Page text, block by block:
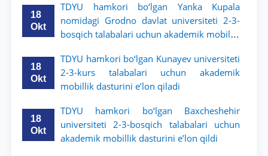
18
Okt
TDYU hamkori bo‘lgan Yanka Kupala
nomidagi Grodno davlat universiteti 2-3-
bosqich talabalari uchun akademik mobillik
18
Okt
TDYU hamkori bo‘lgan Kunayev universiteti
2-3-kurs talabalari uchun akademik
mobillik dasturini e’lon qiladi
18
Okt
TDYU hamkori bo‘lgan Baxcheshehir
universiteti 2-3-bosqich talabalari uchun
akademik mobillik dasturini e’lon qildi